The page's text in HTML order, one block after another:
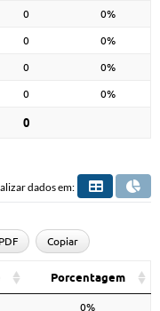
0 0%
0 0%
0 0%
0 0%
0
dados em:
PDF Copiar
Porcentagem
0%